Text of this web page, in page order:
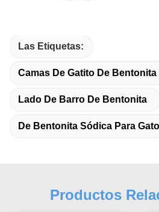
Las Etiquetas:
Camas De Gatito De Bentonita
Lado De Barro De Bentonita
De Bentonita Sódica Para
Productos